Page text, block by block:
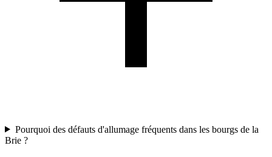
Pourquoi des défauts d'allumage fréquents dans les bourgs de la
Brie ?